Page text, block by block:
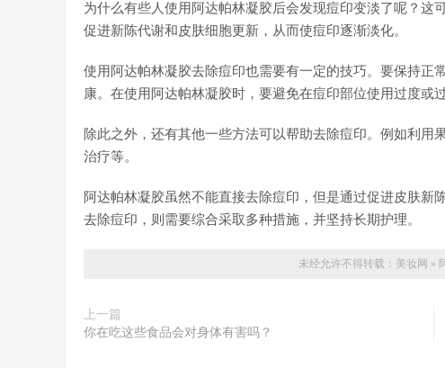
为什么有些人使用阿达帕林凝胶后会发现痘印变淡了呢？这
促进新陈代谢和皮肤细胞更新，从而使痘印逐渐淡化。
使用阿达帕林凝胶去除痘印也需要有一定的技巧。要保持正
康。在使用阿达帕林凝胶时，要避免在痘印部位使用过度或
除此之外，还有其他一些方法可以帮助去除痘印。例如利用
治疗等。
阿达帕林凝胶虽然不能直接去除痘印，但是通过促进皮肤
去除痘印，则需要综合采取多种措施，并坚持长期护理。
未经允许不得转载： 美妆网 »
上一篇
你在吃这些食品会对身体有害吗？